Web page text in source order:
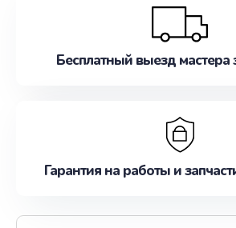
Бесплатный выезд мастера
Гарантия на работы и